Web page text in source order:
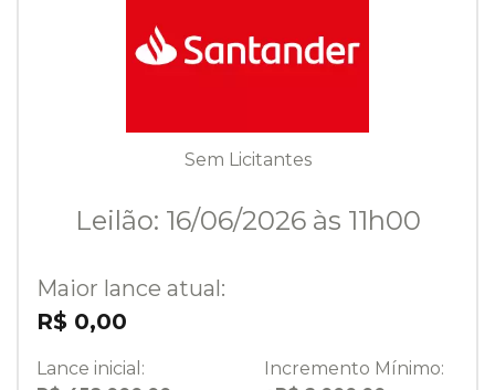
Sem Licitantes
Leilão: 16/06/2026 às 11h00
Maior lance atual:
R$ 0,00
Lance inicial:
Incremento Mínimo: